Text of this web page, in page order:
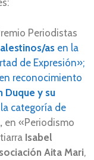
Periodistas
as en la
de Expresión»;
reconocimiento
Duque y su
categoría de
en «Periodismo
Isabel
Aita Mari,